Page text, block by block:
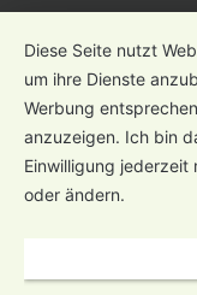
Diese Seite nutzt
um ihre Dienste
Werbung
anzuzeigen. Ich bin
Einwilligung
oder ändern.